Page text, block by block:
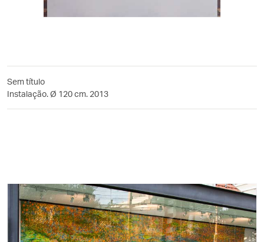
Sem título
Instalação. Ø 120 cm. 2013